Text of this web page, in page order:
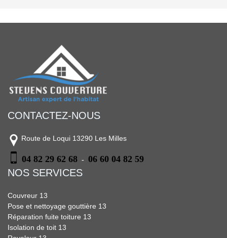
CONTACTEZ-NOUS
Route de Loqui 13290 Les Milles
04 82 29 62 68 - 06 60 04 82 59
NOS SERVICES
Couvreur 13
Pose et nettoyage gouttière 13
Réparation fuite toiture 13
Isolation de toit 13